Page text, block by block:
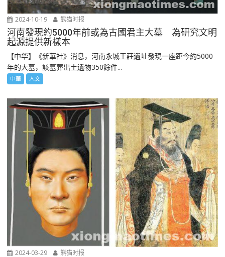
2024-10-19 熊猫时报
河南發現約5000年前或為古國君主大墓 為研究文明
起源提供新樣本
【中华】《新華社》消息，河南永城王莊遺址發現一座距今約5000
年的大墓，該墓葬出土遺物350餘件...
中華 人文
2024-03-29 熊猫时报